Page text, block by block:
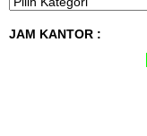
JAM KANTOR :